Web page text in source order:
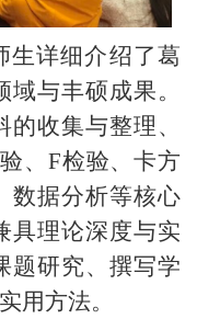
生详细介绍了葛
与丰硕成果。
收集与整理、
、F检验、卡方
数据分析等核心
具理论深度与实
题研究、撰写学
用方法。